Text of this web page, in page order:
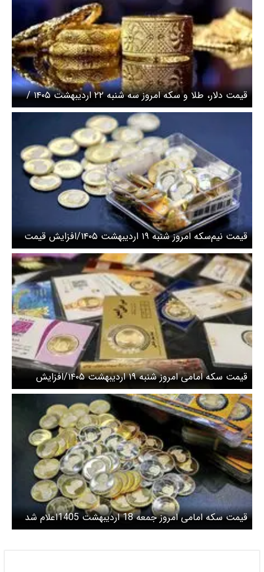
قیمت دلار، طلا و سکه امروز سه شنبه ۲۲ اردیبهشت ۱۴۰۵ /
سکه امامی ۱۹۸ میلیونی شد
قیمت نیم‌سکه امروز شنبه ۱۹ اردیبهشت ۱۴۰۵/افزایش قیمت
سکه
قیمت سکه امامی امروز شنبه ۱۹ اردیبهشت ۱۴۰۵/افزایش
قیمت سکه
قیمت سکه امامی امروز جمعه 18 اردیبهشت 1405اعلام شد